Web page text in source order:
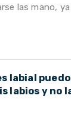
las mano,
labial
labios y no